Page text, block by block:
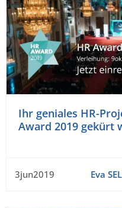
Ihr geniales HR-
Award 2019 gekürt
3jun2019 Eva